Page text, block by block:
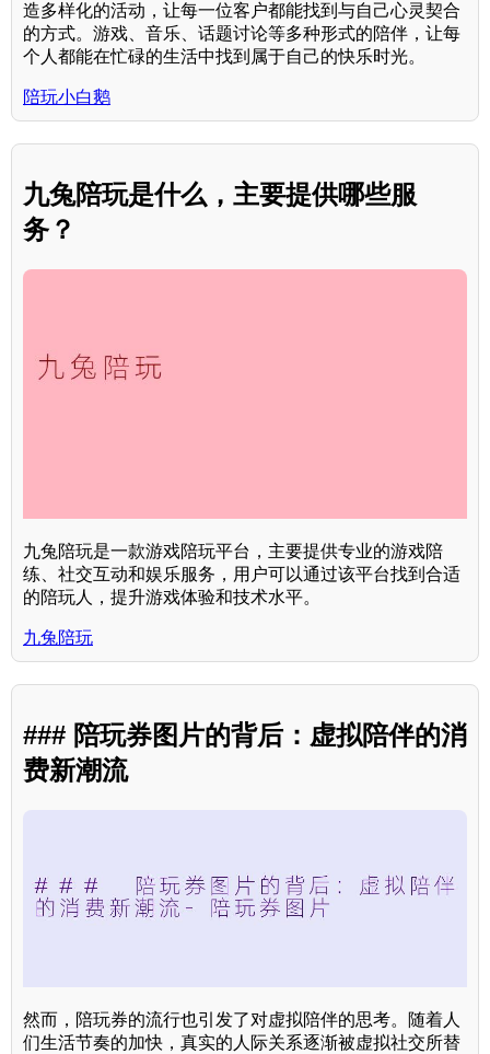
造多样化的活动，让每一位客户都能找到与自己心灵契合
的方式。游戏、音乐、话题讨论等多种形式的陪伴，让每
个人都能在忙碌的生活中找到属于自己的快乐时光。
陪玩小白鹅
九兔陪玩是什么，主要提供哪些服
务？
九兔陪玩是一款游戏陪玩平台，主要提供专业的游戏陪
练、社交互动和娱乐服务，用户可以通过该平台找到合适
的陪玩人，提升游戏体验和技术水平。
九兔陪玩
### 陪玩券图片的背后：虚拟陪伴的消
费新潮流
然而，陪玩券的流行也引发了对虚拟陪伴的思考。随着人
们生活节奏的加快，真实的人际关系逐渐被虚拟社交所替